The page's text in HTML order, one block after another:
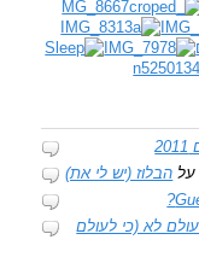
על הבלוז (יש לי את)
לא (כי לעולם